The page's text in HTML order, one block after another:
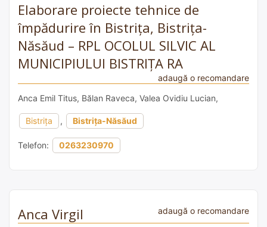
Elaborare proiecte tehnice de
împădurire în Bistrița, Bistrița-
Năsăud – RPL OCOLUL SILVIC AL
MUNICIPIULUI BISTRIȚA RA
adaugă o recomandare
Anca Emil Titus, Bălan Raveca, Valea Ovidiu Lucian,
Bistrița , Bistrița-Năsăud
Telefon: 0263230970
Anca Virgil adaugă o recomandare